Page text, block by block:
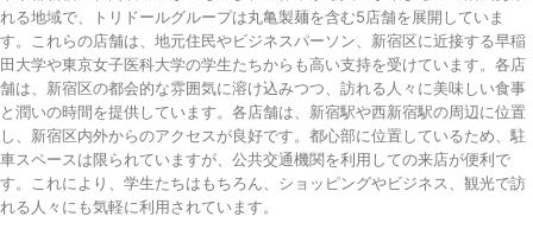
れる地域で、トリドールグループは丸亀製麺を含む5店舗を展開していま
す。これらの店舗は、地元住民やビジネスパーソン、新宿区に近接する早稲
田大学や東京女子医科大学の学生たちからも高い支持を受けています。各店
舗は、新宿区の都会的な雰囲気に溶け込みつつ、訪れる人々に美味しい食事
と潤いの時間を提供しています。各店舗は、新宿駅や西新宿駅の周辺に位置
し、新宿区内外からのアクセスが良好です。都心部に位置しているため、駐
車スペースは限られていますが、公共交通機関を利用しての来店が便利で
す。これにより、学生たちはもちろん、ショッピングやビジネス、観光で訪
れる人々にも気軽に利用されています。